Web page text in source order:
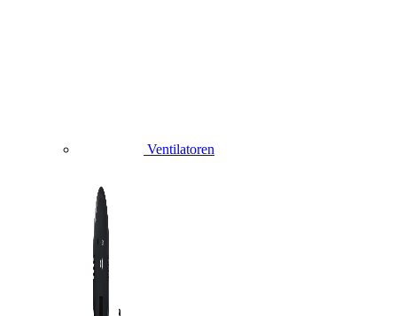
Ventilatoren